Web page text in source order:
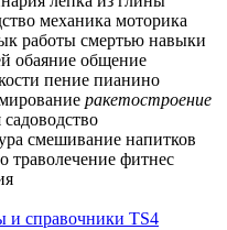
механика моторика
работы смертью навыки
обаяние общение
пение пианино
ракетостроение
садоводство
смешивание напитков
траволечение фитнес
и справочники TS4